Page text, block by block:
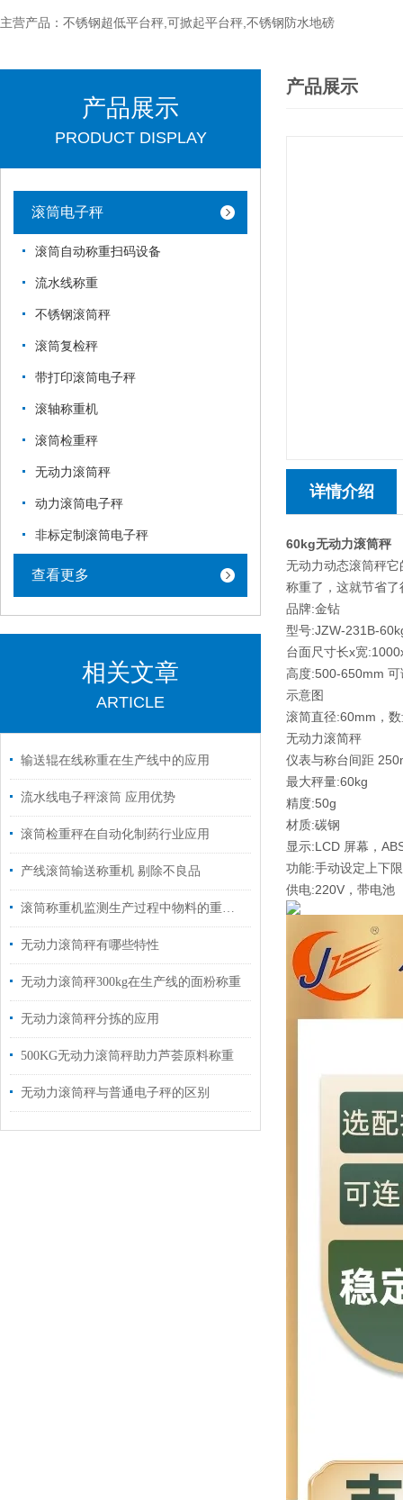
主营产品：不锈钢超低平台秤,可掀起平台秤,不锈钢防水地磅
产品展示
PRODUCT DISPLAY
滚筒电子秤
滚筒自动称重扫码设备
流水线称重
不锈钢滚筒秤
滚筒复检秤
带打印滚筒电子秤
滚轴称重机
滚筒检重秤
无动力滚筒秤
动力滚筒电子秤
非标定制滚筒电子秤
查看更多
相关文章
ARTICLE
输送辊在线称重在生产线中的应用
流水线电子秤滚筒 应用优势
滚筒检重秤在自动化制药行业应用
产线滚筒输送称重机 剔除不良品
滚筒称重机监测生产过程中物料的重量，助力企业确保产品质量
无动力滚筒秤有哪些特性
无动力滚筒秤300kg在生产线的面粉称重
无动力滚筒秤分拣的应用
500KG无动力滚筒秤助力芦荟原料称重
无动力滚筒秤与普通电子秤的区别
产品展示
详情介绍
60kg无动力滚筒秤
无动力动态滚筒秤
称重了，这就节省
品牌:金钻
型号:JZW-231B-
台面尺寸长x宽
高度:500-650mm 可
示意图
滚简直径:60mm，
无动力滚简秤
仪表与称台间距
最大秤量:60kg
精度:50g
材质:碳钢
显示:LCD 屏幕，
功能:手动设定上下
供电:220V，带电池